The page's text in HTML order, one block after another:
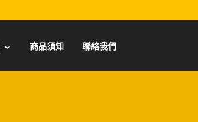
商品須知 聯絡我們